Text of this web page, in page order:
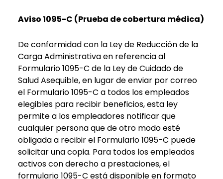
Aviso 1095-C (Prueba de cobertura médica)
De conformidad con la Ley de Reducción de la
Carga Administrativa en referencia al
Formulario 1095-C de la Ley de Cuidado de
Salud Asequible, en lugar de enviar por correo
el Formulario 1095-C a todos los empleados
elegibles para recibir beneficios, esta ley
permite a los empleadores notificar que
cualquier persona que de otro modo esté
obligada a recibir el Formulario 1095-C puede
solicitar una copia. Para todos los empleados
activos con derecho a prestaciones, el
formulario 1095-C está disponible en formato